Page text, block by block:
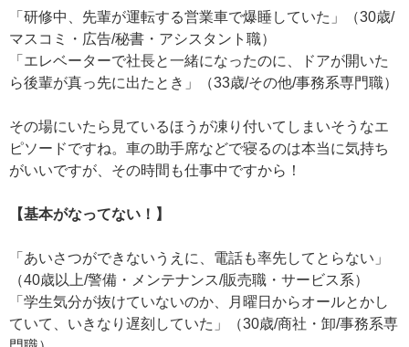
「研修中、先輩が運転する営業車で爆睡していた」（30歳/
マスコミ・広告/秘書・アシスタント職）
「エレベーターで社長と一緒になったのに、ドアが開いた
ら後輩が真っ先に出たとき」（33歳/その他/事務系専門職）
その場にいたら見ているほうが凍り付いてしまいそうなエ
ピソードですね。車の助手席などで寝るのは本当に気持ち
がいいですが、その時間も仕事中ですから！
【基本がなってない！】
「あいさつができないうえに、電話も率先してとらない」
（40歳以上/警備・メンテナンス/販売職・サービス系）
「学生気分が抜けていないのか、月曜日からオールとかし
ていて、いきなり遅刻していた」（30歳/商社・卸/事務系専